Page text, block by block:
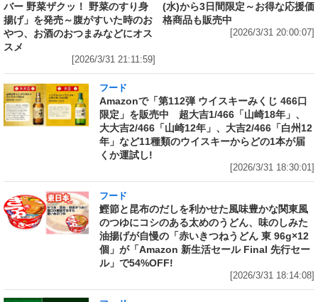
バー 野菜ザクッ！ 野菜のすり身
揚げ」を発売～腹がすいた時のお
やつ、お酒のおつまみなどにオス
スメ
[2026/3/31 21:11:59]
(水)から3日間限定～お得な応援価
格商品も販売中
[2026/3/31 20:00:07]
フード
Amazonで「第112弾 ウイスキーみくじ 466口
限定」を販売中 超大吉1/466「山崎18年」、
大大吉2/466「山崎12年」、大吉2/466「白州12
年」など11種類のウイスキーからどの1本が届
くか運試し!
[2026/3/31 18:30:01]
フード
鰹節と昆布のだしを利かせた風味豊かな関東風
のつゆにコシのある太めのうどん、味のしみた
油揚げが自慢の「赤いきつねうどん 東 96g×12
個」が「Amazon 新生活セール Final 先行セー
ル」で54%OFF!
[2026/3/31 18:14:08]